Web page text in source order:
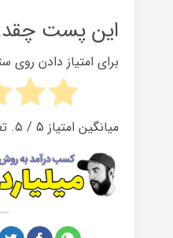
این پست
برای امتیاز دادن روی
میانگین امتیاز 5/ ۵. تعداد آرا: